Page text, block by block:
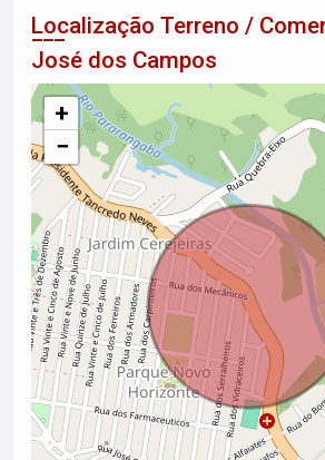
Localização Terreno /
José dos Campos
+
−